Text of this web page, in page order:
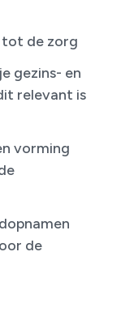
tot de zorg
gezins- en
relevant is
vorming
de